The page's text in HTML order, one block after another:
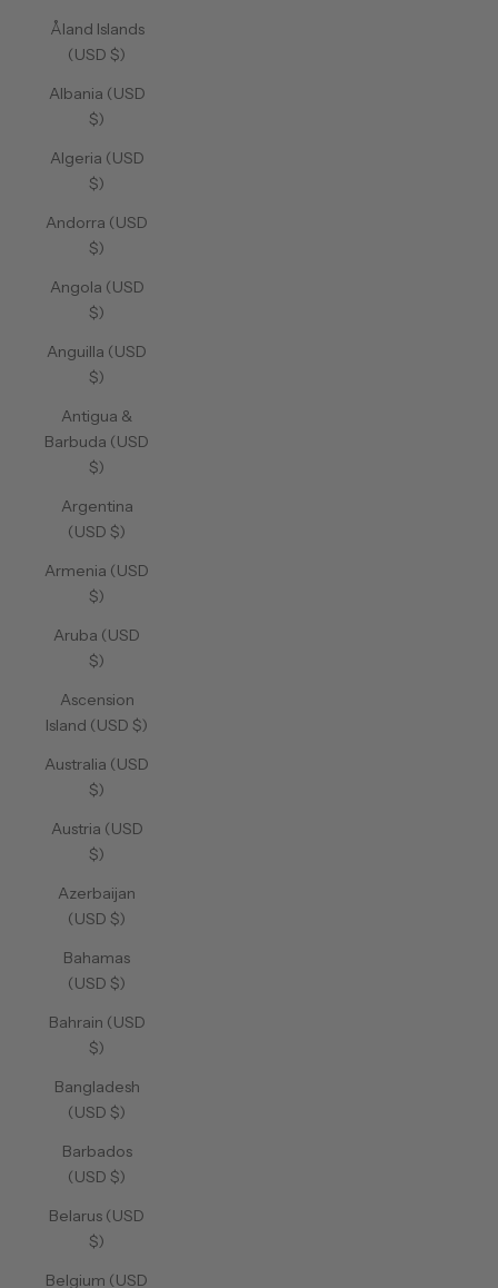
Åland Islands
(USD $)
Albania (USD
$)
Algeria (USD
$)
Andorra (USD
$)
Angola (USD
$)
Anguilla (USD
$)
Antigua &
Barbuda (USD
$)
Argentina
(USD $)
Armenia (USD
$)
Aruba (USD
$)
Ascension
Island (USD $)
Australia (USD
$)
Austria (USD
$)
Azerbaijan
(USD $)
Bahamas
(USD $)
Bahrain (USD
$)
Bangladesh
(USD $)
Barbados
(USD $)
Belarus (USD
$)
Belgium (USD